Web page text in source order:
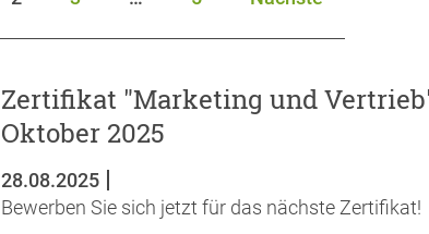
Zertifikat "Marketing und
Oktober 2025
28.08.2025
Bewerben Sie sich jetzt für das nächste Zertifikat!